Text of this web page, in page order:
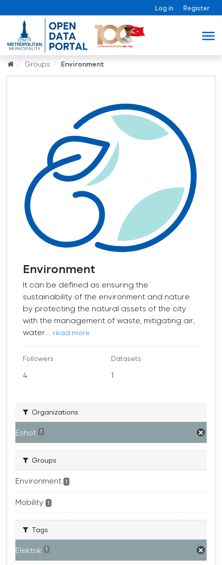
Log in Register
Groups Environment
Environment
It can be defined as ensuring the
sustainability of the environment and nature
by protecting the natural assets of the city
with the management of waste, mitigating air,
water...
read more
Followers
4
Datasets
1
Organizations
Eshot 1
Groups
Environment 1
Mobility 1
Tags
Elektrik 1